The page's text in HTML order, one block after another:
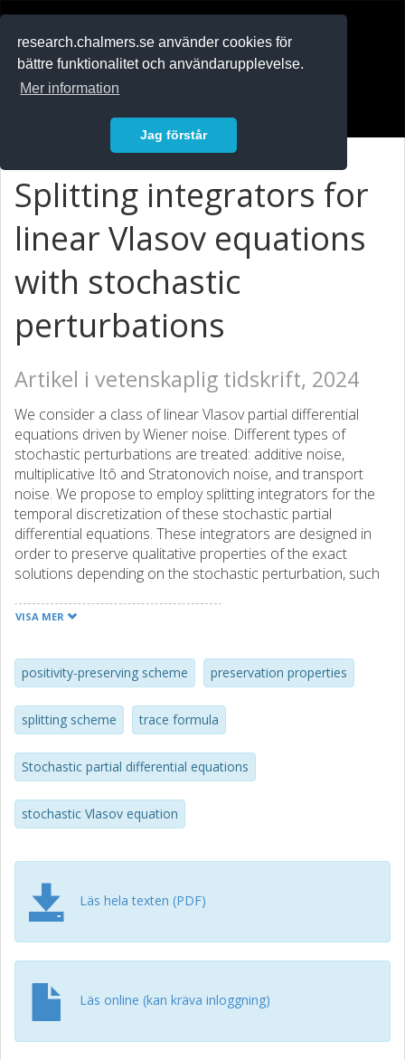
research.chalmers.se använder cookies för
bättre funktionalitet och användarupplevelse.
Mer information
Jag förstår
Splitting integrators for
linear Vlasov equations
with stochastic
perturbations
Artikel i vetenskaplig tidskrift, 2024
We consider a class of linear Vlasov partial differential
equations driven by Wiener noise. Different types of
stochastic perturbations are treated: additive noise,
multiplicative Itô and Stratonovich noise, and transport
noise. We propose to employ splitting integrators for the
temporal discretization of these stochastic partial
differential equations. These integrators are designed in
order to preserve qualitative properties of the exact
solutions depending on the stochastic perturbation, such
provide numerical experiments in order to illustrate the
VISA MER
positivity-preserving scheme preservation properties
splitting scheme trace formula
Stochastic partial differential equations
stochastic Vlasov equation
Läs hela texten (PDF)
Läs online (kan kräva inloggning)